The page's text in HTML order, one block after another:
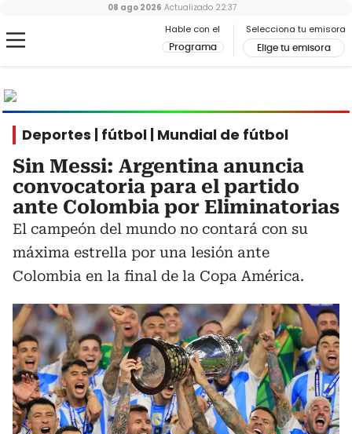
Hable con el
Programa
Selecciona tu emisora
Elige tu emisora
08 ago 2026 Actualizado 22:37
Deportes | fútbol | Mundial de fútbol
Sin Messi: Argentina anuncia
convocatoria para el partido
ante Colombia por Eliminatorias
El campeón del mundo no contará con su
máxima estrella por una lesión ante
Colombia en la final de la Copa América.